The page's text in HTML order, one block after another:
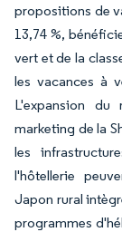
propositions de
13,74 %,
vert et de la
les vacances à
L'expansion
marketing de la
les
l'hôtellerie
Japon rural
programmes